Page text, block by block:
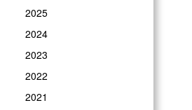
2025
2024
2023
2022
2021